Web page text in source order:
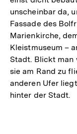
unscheinbar da,
Fassade des
Marienkirche,
Kleistmuseum –
Stadt. Blickt man
sie am Rand zu
anderen Ufer
hinter der Stadt.